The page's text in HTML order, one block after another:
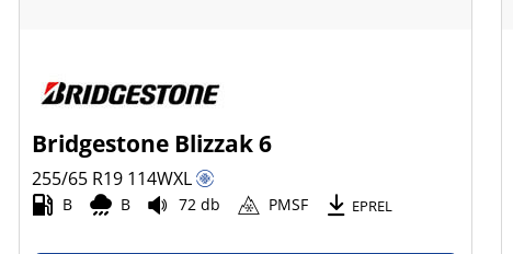
Bridgestone Blizzak 6
255/65 R19 114WXL
B B 72 db PMSF EPREL